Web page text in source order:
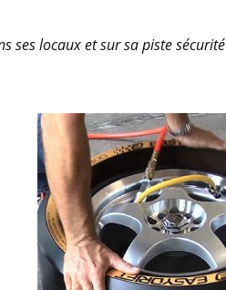
ses locaux et sur sa piste sécurité